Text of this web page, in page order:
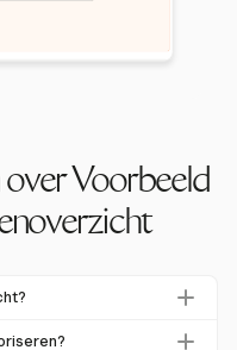
over Voorbeeld